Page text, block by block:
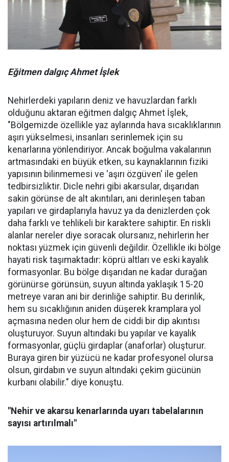
Eğitmen dalgıç Ahmet İşlek
Nehirlerdeki yapıların deniz ve havuzlardan farklı
olduğunu aktaran eğitmen dalgıç Ahmet İşlek,
"Bölgemizde özellikle yaz aylarında hava sıcaklıklarının
aşırı yükselmesi, insanları serinlemek için su
kenarlarına yönlendiriyor. Ancak boğulma vakalarının
artmasındaki en büyük etken, su kaynaklarının fiziki
yapısının bilinmemesi ve 'aşırı özgüven' ile gelen
tedbirsizliktir. Dicle nehri gibi akarsular, dışarıdan
sakin görünse de alt akıntıları, ani derinleşen taban
yapıları ve girdaplarıyla havuz ya da denizlerden çok
daha farklı ve tehlikeli bir karaktere sahiptir. En riskli
alanlar nereler diye soracak olursanız, nehirlerin her
noktası yüzmek için güvenli değildir. Özellikle iki bölge
hayati risk taşımaktadır: köprü altları ve eski kayalık
formasyonlar. Bu bölge dışarıdan ne kadar durağan
görünürse görünsün, suyun altında yaklaşık 15-20
metreye varan ani bir derinliğe sahiptir. Bu derinlik,
hem su sıcaklığının aniden düşerek kramplara yol
açmasına neden olur hem de ciddi bir dip akıntısı
oluşturuyor. Suyun altındaki bu yapılar ve kayalık
formasyonlar, güçlü girdaplar (anaforlar) oluşturur.
Buraya giren bir yüzücü ne kadar profesyonel olursa
olsun, girdabın ve suyun altındaki çekim gücünün
kurbanı olabilir." diye konuştu.
"Nehir ve akarsu kenarlarında uyarı tabelalarının
sayısı artırılmalı"